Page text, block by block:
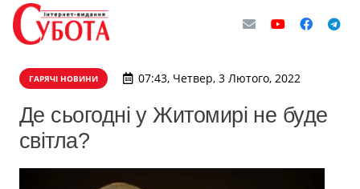
ГАРЯЧІ НОВИНИ 07:43, Четвер, 3 Лютого, 2022
Де сьогодні у Житомирі не буде
світла?